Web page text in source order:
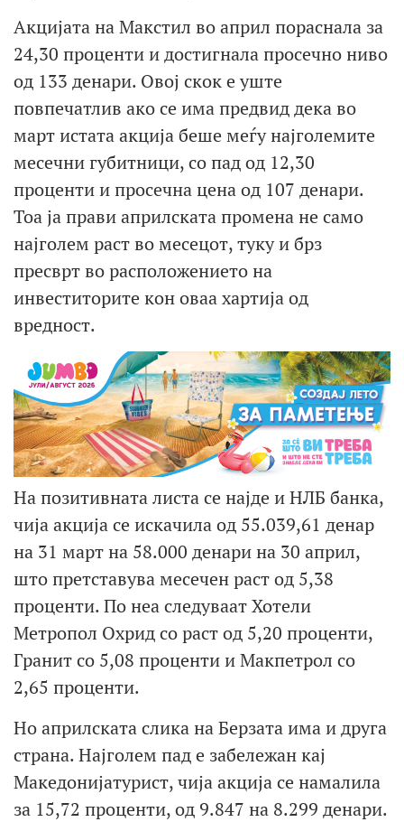
Акцијата на Макстил во април пораснала за
24,30 проценти и достигнала просечно ниво
од 133 денари. Овој скок е уште
повпечатлив ако се има предвид дека во
март истата акција беше меѓу најголемите
месечни губитници, со пад од 12,30
проценти и просечна цена од 107 денари.
Тоа ја прави априлската промена не само
најголем раст во месецот, туку и брз
пресврт во расположението на
инвеститорите кон оваа хартија од
вредност.
На позитивната листа се најде и НЛБ банка,
чија акција се искачила од 55.039,61 денар
на 31 март на 58.000 денари на 30 април,
што претставува месечен раст од 5,38
проценти. По неа следуваат Хотели
Метропол Охрид со раст од 5,20 проценти,
Гранит со 5,08 проценти и Макпетрол со
2,65 проценти.
Но априлската слика на Берзата има и друга
страна. Најголем пад е забележан кај
Македонијатурист, чија акција се намалила
за 15,72 проценти, од 9.847 на 8.299 денари.